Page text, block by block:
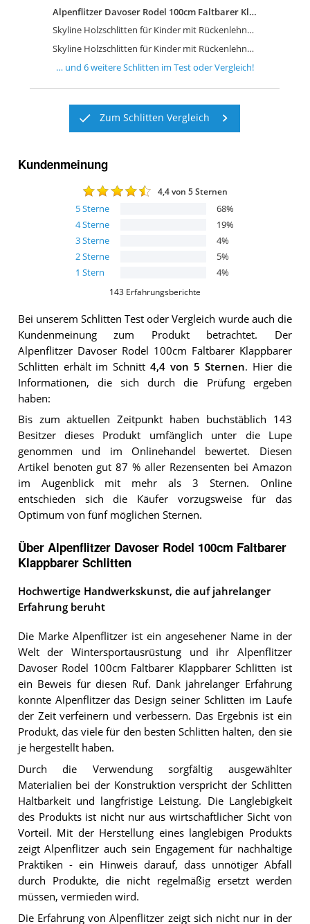
Alpenflitzer Davoser Rodel 100cm Faltbarer Klappbarer Schlitten
Skyline Holzschlitten für Kinder mit Rückenlehne Rodelschlitten Davoser Schlitten
Skyline Holzschlitten für Kinder mit Rückenlehne Rodelschlitten Davoser Schlitten
… und 6weitereSchlitten im Test oder Vergleich!
Zum Schlitten Vergleich
Kundenmeinung
4,4von 5 Sternen
5Sterne 68%
4Sterne 19%
3Sterne 4%
2Sterne 5%
1 Stern 4%
143 Erfahrungsberichte
Bei unserem Schlitten Test oder Vergleich wurde auch die
Kundenmeinung zum Produkt betrachtet.
Der
Alpenflitzer Davoser Rodel 100cm Faltbarer Klappbarer
Schlitten erhält im Schnitt4,4 von 5 Sternen. Hier die
Informationen, die sich durch die Prüfung ergeben
haben:
Bis zum aktuellen Zeitpunkt haben buchstäblich 143
Besitzer dieses Produkt umfänglich unter die Lupe
genommen und im Onlinehandel bewertet. Diesen
Artikel benoten gut 87 % aller Rezensenten bei Amazon
im Augenblick mit mehr als 3 Sternen. Online
entschieden sich die Käufer vorzugsweise für das
Optimum von fünf möglichen Sternen.
Über Alpenflitzer Davoser Rodel 100cm Faltbarer
Klappbarer Schlitten
Hochwertige Handwerkskunst, die auf jahrelanger
Erfahrung beruht
Die Marke Alpenflitzer ist ein angesehener Name in der
Welt der Wintersportausrüstung und ihr Alpenflitzer
Davoser Rodel 100cm Faltbarer Klappbarer Schlitten ist
ein Beweis für diesen Ruf. Dank jahrelanger Erfahrung
konnte Alpenflitzer das Design seiner Schlitten im Laufe
der Zeit verfeinern und verbessern. Das Ergebnis ist ein
Produkt, das viele für den besten Schlitten halten, den sie
je hergestellt haben.
Durch die Verwendung sorgfältig ausgewählter
Materialien bei der Konstruktion verspricht der Schlitten
Haltbarkeit und langfristige Leistung. Die Langlebigkeit
des Produkts ist nicht nur aus wirtschaftlicher Sicht von
Vorteil. Mit der Herstellung eines langlebigen Produkts
zeigt Alpenflitzer auch sein Engagement für nachhaltige
Praktiken - ein Hinweis darauf, dass unnötiger Abfall
durch Produkte, die nicht regelmäßig ersetzt werden
müssen, vermieden wird.
Die Erfahrung von Alpenflitzer zeigt sich nicht nur in der